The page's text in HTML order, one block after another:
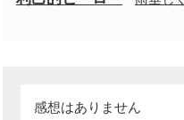
感想はありません